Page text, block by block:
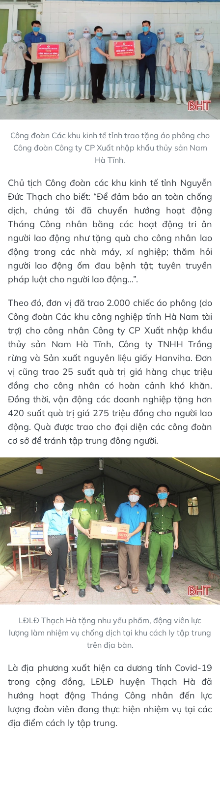
Công đoàn Các khu kinh tế tỉnh trao tặng áo phông cho
Công đoàn Công ty CP Xuất nhập khẩu thủy sản Nam
Hà Tĩnh.
Chủ tịch Công đoàn các khu kinh tế tỉnh Nguyễn
Đức Thạch cho biết: “Để đảm bảo an toàn chống
dịch, chúng tôi đã chuyển hướng hoạt động
Tháng Công nhân bằng các hoạt động tri ân
người lao động như tặng quà cho công nhân lao
động trong các nhà máy, xí nghiệp; thăm hỏi
người lao động ốm đau bệnh tật; tuyên truyền
pháp luật cho người lao động...”.
Theo đó, đơn vị đã trao 2.000 chiếc áo phông (do
Công đoàn Các khu công nghiệp tỉnh Hà Nam tài
trợ) cho công nhân Công ty CP Xuất nhập khẩu
thủy sản Nam Hà Tĩnh, Công ty TNHH Trồng
rừng và Sản xuất nguyên liệu giấy Hanviha. Đơn
vị cũng trao 25 suất quà trị giá hàng chục triệu
đồng cho công nhân có hoàn cảnh khó khăn.
Đồng thời, vận động các doanh nghiệp tặng hơn
420 suất quà trị giá 275 triệu đồng cho người lao
động. Quà được trao cho đại diện các công đoàn
cơ sở để tránh tập trung đông người.
LĐLĐ Thạch Hà tặng nhu yếu phẩm, động viên lực
lượng làm nhiệm vụ chống dịch tại khu cách ly tập trung
trên địa bàn.
Là địa phương xuất hiện ca dương tính Covid-19
trong cộng đồng, LĐLĐ huyện Thạch Hà đã
hướng hoạt động Tháng Công nhân đến lực
lượng đoàn viên đang thực hiện nhiệm vụ tại các
địa điểm cách ly tập trung.